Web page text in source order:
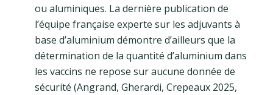
ou aluminiques. La dernière publication de
l’équipe française experte sur les adjuvants à
base d’aluminium démontre d’ailleurs que la
détermination de la quantité d’aluminium dans
les vaccins ne repose sur aucune donnée de
sécurité (Angrand, Gherardi, Crepeaux 2025,